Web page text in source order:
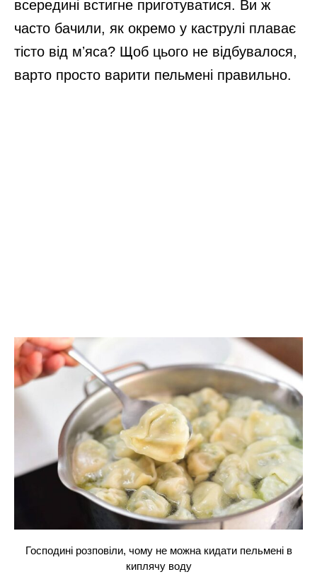
всередині встигне приготуватися. Ви ж
часто бачили, як окремо у каструлі плаває
тісто від мʼяса? Щоб цього не відбувалося,
варто просто варити пельмені правильно.
Господині розповіли, чому не можна кидати пельмені в
киплячу воду